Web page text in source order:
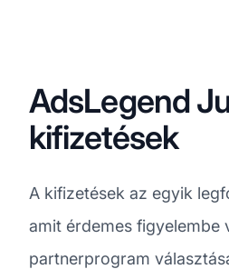
AdsLegend
kifizetések
A kifizetések az egyik
amit érdemes figyelembe
partnerprogram